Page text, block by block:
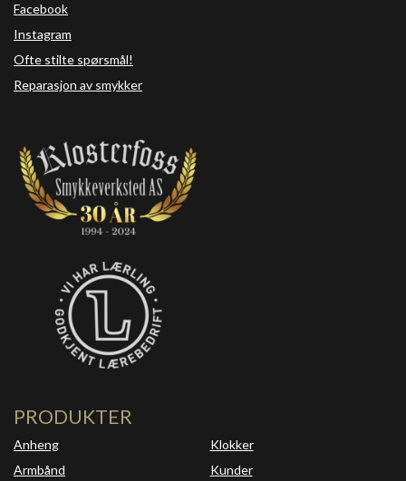
Facebook
Instagram
Ofte stilte spørsmål!
Reparasjon av smykker
PRODUKTER
Anheng
Armbånd
Klokker
Kunder